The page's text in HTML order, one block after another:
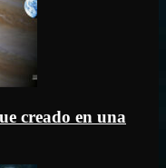
creado en una